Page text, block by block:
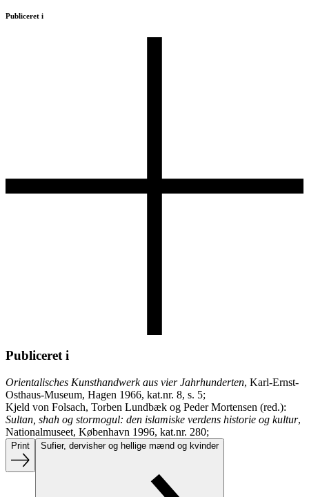
Publiceret i
Publiceret i
Orientalisches Kunsthandwerk aus vier Jahrhunderten, Karl-Ernst-
Osthaus-Museum, Hagen 1966, kat.nr. 8, s. 5;
Kjeld von Folsach, Torben Lundbæk og Peder Mortensen (red.):
Sultan, shah og stormogul: den islamiske verdens historie og kultur,
Nationalmuseet, København 1996, kat.nr. 280;
Print Sufier, dervisher og hellige mænd og kvinder